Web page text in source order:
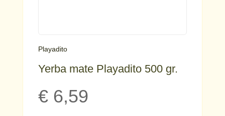
Playadito
Yerba mate Playadito 500 gr.
€6,59